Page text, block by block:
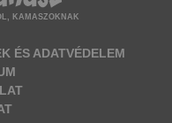
KAMASZOKNAK
ÉS ADATVÉDELEM